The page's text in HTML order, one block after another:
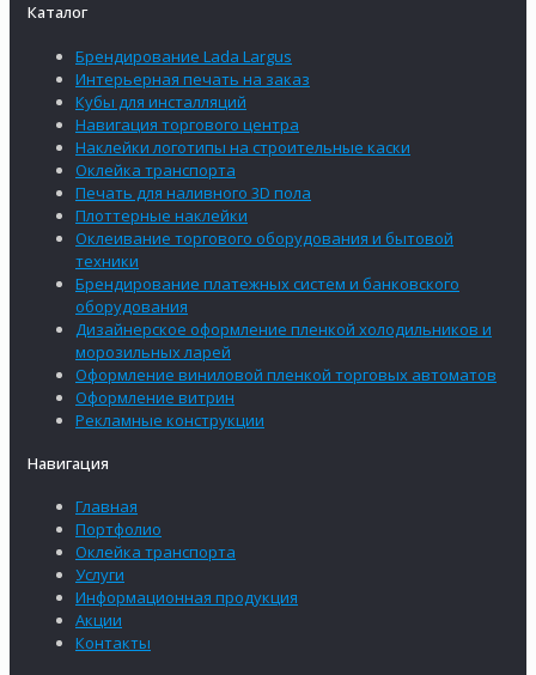
Каталог
Брендирование Lada Largus
Интерьерная печать на заказ
Кубы для инсталляций
Навигация торгового центра
Наклейки логотипы на строительные каски
Оклейка транспорта
Печать для наливного 3D пола
Плоттерные наклейки
Оклеивание торгового оборудования и бытовой
техники
Брендирование платежных систем и банковского
оборудования
Дизайнерское оформление пленкой холодильников и
морозильных ларей
Оформление виниловой пленкой торговых автоматов
Оформление витрин
Рекламные конструкции
Навигация
Главная
Портфолио
Оклейка транспорта
Услуги
Информационная продукция
Акции
Контакты